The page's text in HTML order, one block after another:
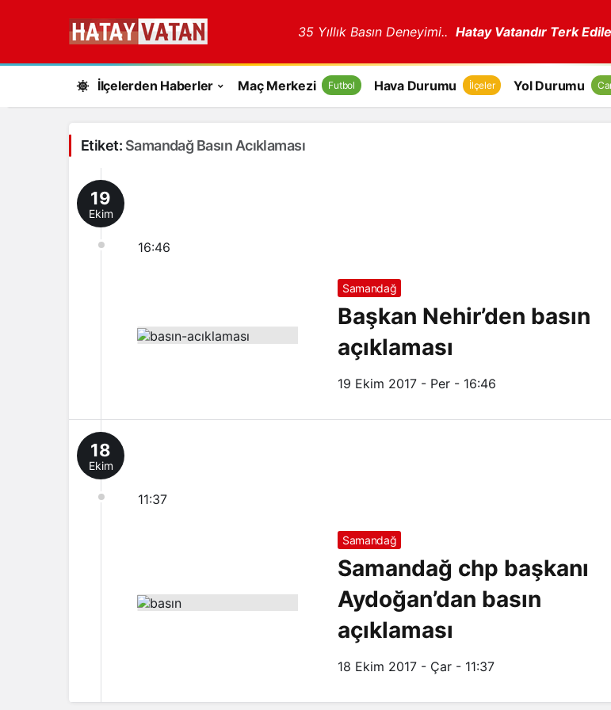
35 Yıllık Basın Deneyimi.. Hatay Vatandır Terk
İlçelerden Haberler Maç Merkezi Futbol Hava Durumu İlçeler Yol Durumu
Etiket: Samandağ Basın Acıklaması
19
Ekim
16:46
Samandağ
Başkan Nehir’den basın
açıklaması
19 Ekim 2017 - Per - 16:46
18
Ekim
11:37
Samandağ
Samandağ chp başkanı
Aydoğan’dan basın
açıklaması
18 Ekim 2017 - Çar - 11:37